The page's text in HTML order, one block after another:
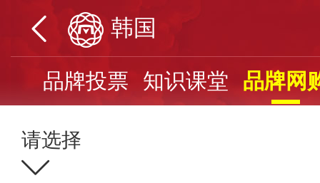
韩国
品牌投票 知识课堂 品牌网
请选择